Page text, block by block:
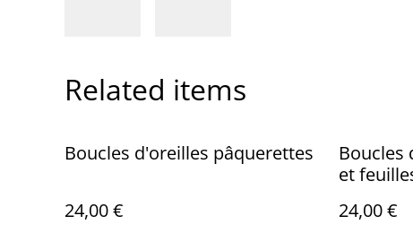
Related items
Boucles d'oreilles pâquerettes
24,00 €
Boucles
et
24,00 €